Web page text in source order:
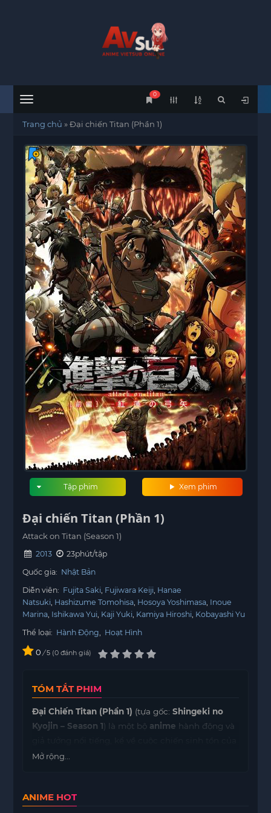
Menu
0
Trang chủ »Đại chiến Titan (Phần 1)
Xem phim
Tập phim
Đại chiến Titan (Phần 1)
Attack on Titan (Season 1)
2013
23phút/tập
Quốc gia: Nhật Bản
Diễn viên: Fujita Saki Fujiwara Keiji Hanae
Natsuki Hashizume Tomohisa Hosoya Yoshimasa Inoue
Marina Ishikawa Yui Kaji Yuki Kamiya Hiroshi Kobayashi Yu
Thể loại: Hành Động, Hoạt Hình
0 / 5 0 đánh giá
TÓM TẮT PHIM
Đại Chiến Titan (Phần 1) (tựa gốc:Shingeki no
Kyojin – Season 1) là một bộ anime hành động và
loài người chống lại những
con người sống trong những bức tường khổng lồ
Mở rộng...
ANIME HOT